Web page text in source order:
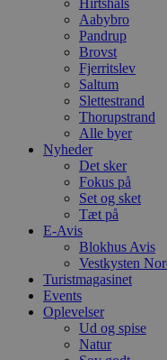
Hirtshals
Aabybro
Pandrup
Brovst
Fjerritslev
Saltum
Slettestrand
Thorupstrand
Alle byer
Nyheder
Det sker
Fokus på
Set og sket
Tæt på
E-Avis
Blokhus Avis
Vestkysten
Turistmagasinet
Events
Oplevelser
Ud og spise
Natur